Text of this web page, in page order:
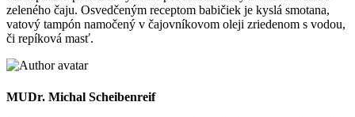
zeleného čaju. Osvedčeným receptom babičiek je kyslá smotana,
vatový tampón namočený v čajovníkovom oleji zriedenom s vodou,
či repíková masť.
MUDr. Michal Scheibenreif